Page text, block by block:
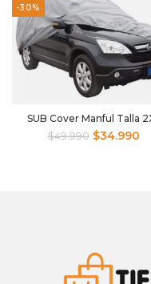
-30%
SUB Cover Manful Talla
$49.990 $34.990